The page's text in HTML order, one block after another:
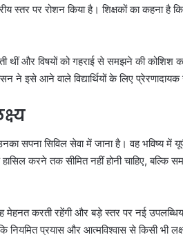
स्तर पर रोशन किया है। शिक्षकों का कहना है
थीं और विषयों को गहराई से समझने की कोशिश
ने इसे आने वाले विद्यार्थियों के लिए प्रेरणादायक
सिविल सेवा में जाना है। वह भविष्य में
करने तक सीमित नहीं होनी चाहिए,
मेहनत करती रहेंगी और बड़े स्तर पर नई
नियमित प्रयास और आत्मविश्वास से किसी भी